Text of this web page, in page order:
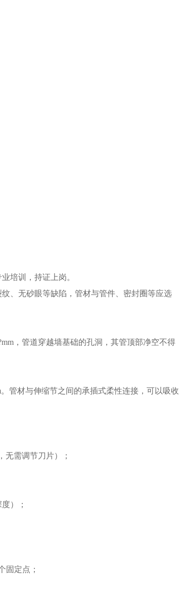
培训，持证上岗。
、无砂眼等缺陷，管材与管件、密封圈等应选
，管道穿越墙基础的孔洞，其管顶部净空不得
管材与伸缩节之间的承插式柔性连接，可以吸收
无需调节刀片）；
）；
固定点；